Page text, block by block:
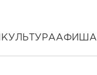
КУЛЬТУРААФИША